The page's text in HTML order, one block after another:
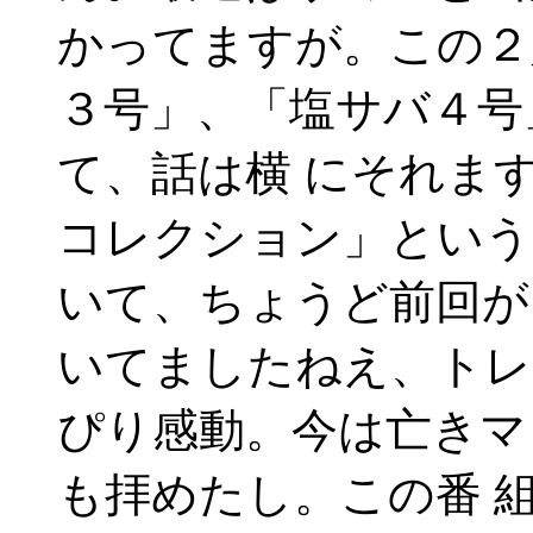
かってますが。この
３号」、「塩サバ４
て、話は横 にそれま
コレクション」とい
いて、ちょうど前回
いてましたねえ、ト
ぴり感動。今は亡き
も拝めたし。この番